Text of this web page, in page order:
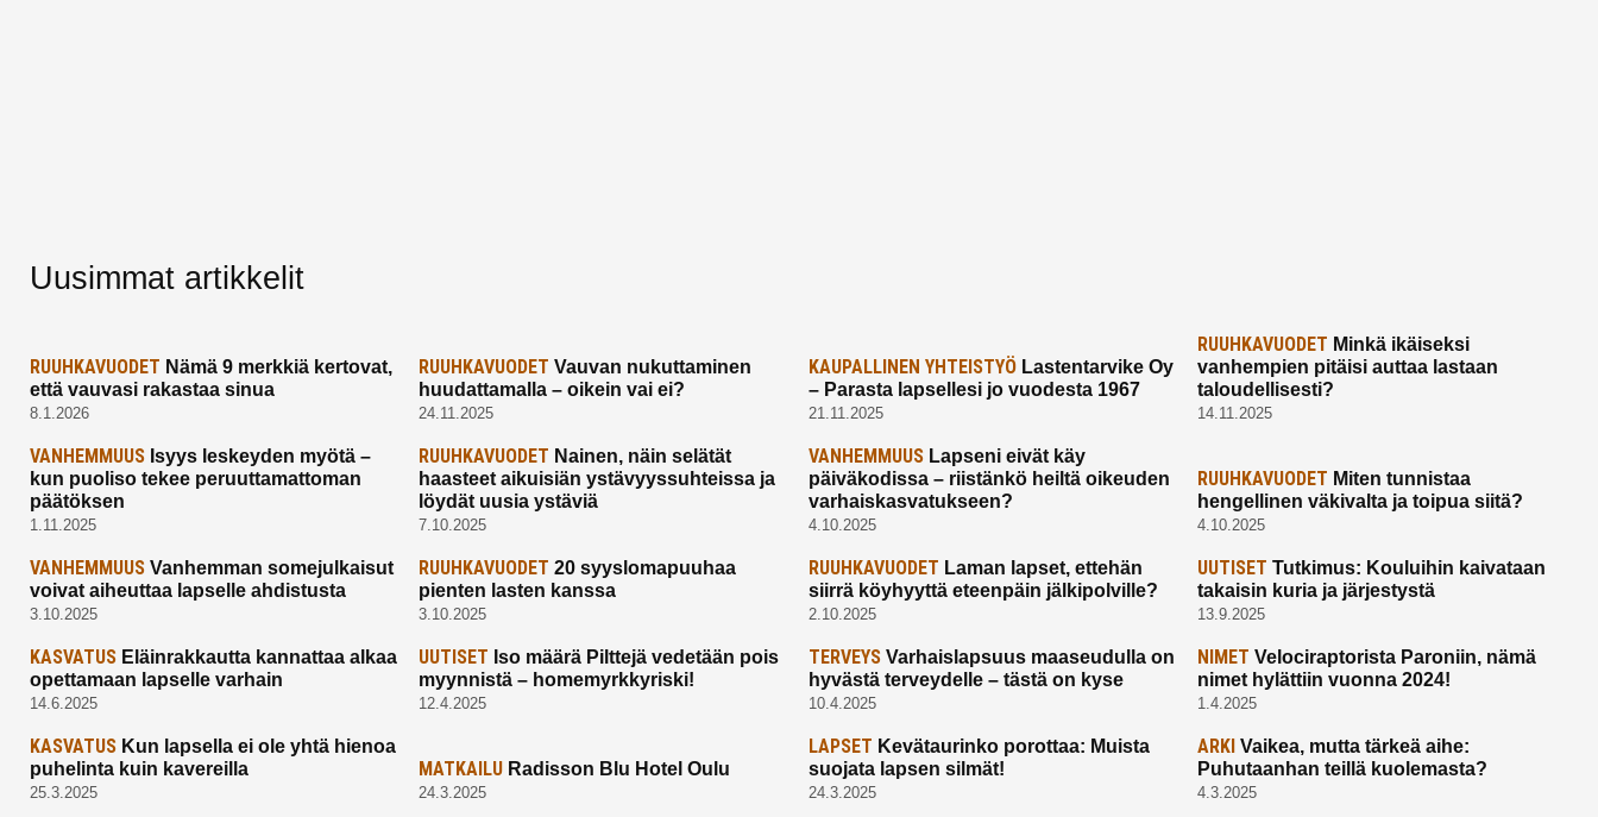
Uusimmat artikkelit
RUUHKAVUODET Nämä 9 merkkiä kertovat,
että vauvasi rakastaa sinua
8.1.2026
RUUHKAVUODET Vauvan nukuttaminen
huudattamalla – oikein vai ei?
24.11.2025
KAUPALLINEN YHTEISTYÖLastentarvike Oy
– Parasta lapsellesi jo vuodesta 1967
21.11.2025
RUUHKAVUODET Minkä ikäiseksi
vanhempien pitäisi auttaa lastaan
taloudellisesti?
14.11.2025
VANHEMMUUS Isyys leskeyden myötä –
kun puoliso tekee peruuttamattoman
päätöksen
1.11.2025
RUUHKAVUODET Nainen, näin selätät
haasteet aikuisiän ystävyyssuhteissa ja
löydät uusia ystäviä
7.10.2025
VANHEMMUUSLapseni eivät käy
päiväkodissa – riistänkö heiltä oikeuden
varhaiskasvatukseen?
4.10.2025
RUUHKAVUODET Miten tunnistaa
hengellinen väkivalta ja toipua siitä?
4.10.2025
VANHEMMUUS Vanhemman somejulkaisut
voivat aiheuttaa lapselle ahdistusta
3.10.2025
RUUHKAVUODET 20 syyslomapuuhaa
pienten lasten kanssa
3.10.2025
RUUHKAVUODET Laman lapset, ettehän
siirrä köyhyyttä eteenpäin jälkipolville?
2.10.2025
UUTISET Tutkimus: Kouluihin kaivataan
takaisin kuria ja järjestystä
13.9.2025
KASVATUS Eläinrakkautta kannattaa alkaa
opettamaan lapselle varhain
14.6.2025
UUTISET Iso määrä Pilttejä vedetään pois
myynnistä – homemyrkkyriski!
12.4.2025
TERVEYSVarhaislapsuus maaseudulla on
hyvästä terveydelle – tästä on kyse
10.4.2025
NIMET Velociraptorista Paroniin, nämä
nimet hylättiin vuonna 2024!
1.4.2025
KASVATUS Kun lapsella ei ole yhtä hienoa
puhelinta kuin kavereilla
25.3.2025
MATKAILU Radisson Blu Hotel Oulu
24.3.2025
LAPSET Kevätaurinko porottaa: Muista
suojata lapsen silmät!
24.3.2025
ARKI Vaikea, mutta tärkeä aihe:
Puhutaanhan teillä kuolemasta?
4.3.2025